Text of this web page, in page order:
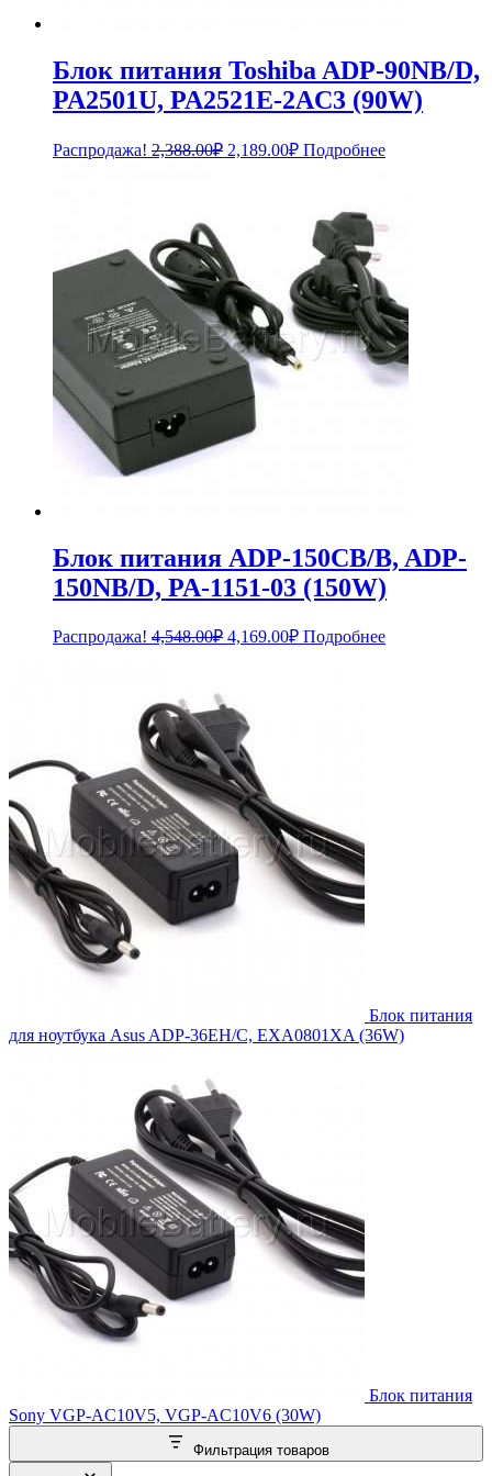
Блок питания Toshiba ADP-90NB/D,
PA2501U, PA2521E-2AC3 (90W)
Распродажа! 2,388.00₽ Первоначальная
2,189.00₽Текущая
цена:
Подробнее
Блок питания ADP-150CB/B, ADP-
150NB/D, PA-1151-03 (150W)
Распродажа! 4,548.00₽ Первоначальная
4,169.00₽Текущая
Подробнее
Блок питания
для ноутбука Asus ADP-36EH/C, EXA0801XA (36W)
Блок питания
Sony VGP-AC10V5, VGP-AC10V6 (30W)
Фильтрация товаров